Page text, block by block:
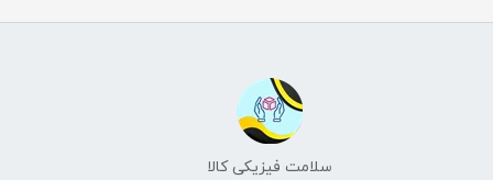
سلامت فیزیکی کالا